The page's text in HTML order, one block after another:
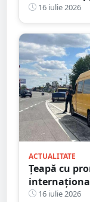
Blockbuster
16 iulie 2026
ACTUALITATE
Țeapă cu
persoane
16 iulie 2026